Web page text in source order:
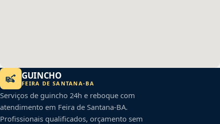
GUINCHO
FEIRA DE SANTANA-BA
Serviços de guincho 24h e reboque com
atendimento em Feira de Santana-BA.
Profissionais qualificados, orçamento sem